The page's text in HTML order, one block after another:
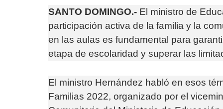
SANTO DOMINGO.- El ministro de
participación activa de la familia y la
en las aulas es fundamental para
etapa de escolaridad y superar las
El ministro Hernández habló en esos
Familias 2022, organizado por el